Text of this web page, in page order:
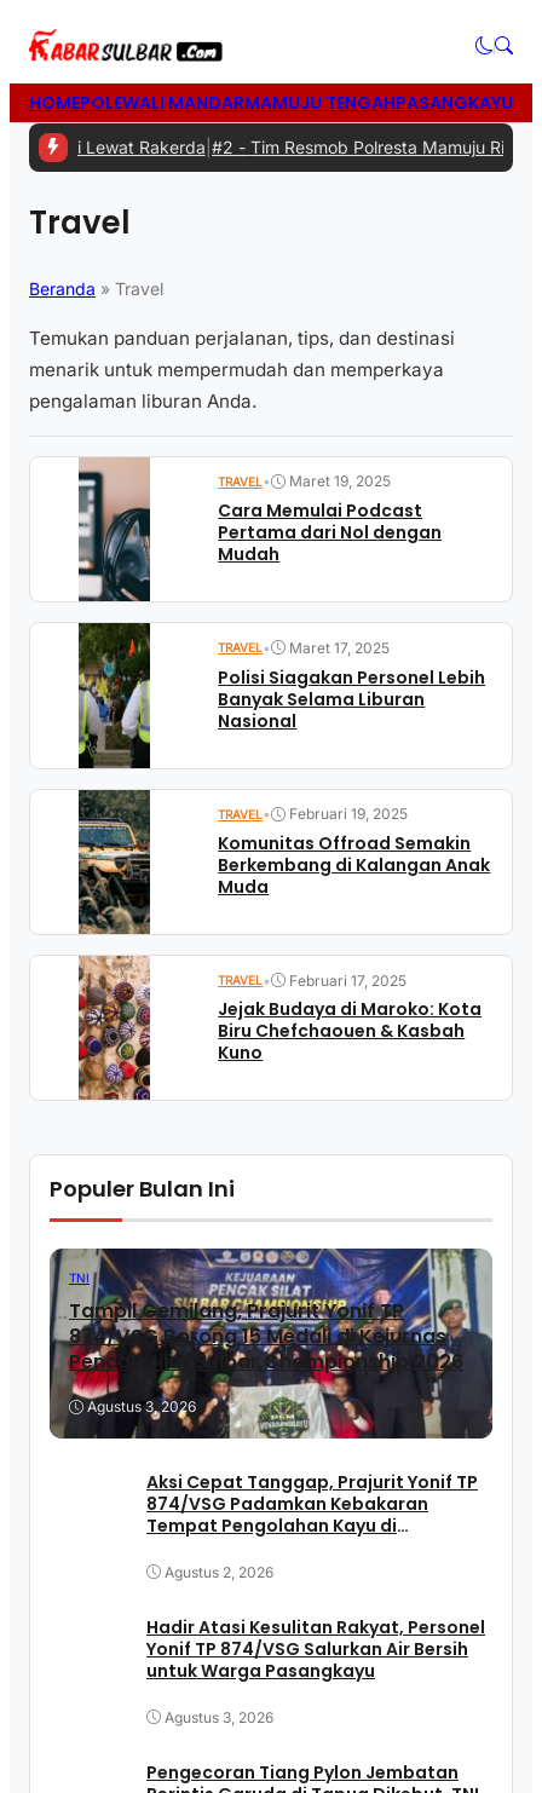
HOMEPOLEWALI MANDARMAMUJU TENGAHPASANGKAYU
Lewat Rakerda|#2 -Tim Resmob Polresta Mamuju Ringkus
Travel
Beranda » Travel
Temukan panduan perjalanan, tips, dan destinasi
menarik untuk mempermudah dan memperkaya
pengalaman liburan Anda.
TRAVEL• Maret 19, 2025
Cara Memulai Podcast
Pertama dari Nol dengan
Mudah
TRAVEL• Maret 17, 2025
Polisi Siagakan Personel Lebih
Banyak Selama Liburan
Nasional
TRAVEL• Februari 19, 2025
Komunitas Offroad Semakin
Berkembang di Kalangan Anak
Muda
TRAVEL• Februari 17, 2025
Jejak Budaya di Maroko: Kota
Biru Chefchaouen & Kasbah
Kuno
Populer Bulan Ini
TNI
Tampil Gemilang, Prajurit Yonif TP
874/VSG Borong 15 Medali di Kejurnas
Pencak Silat Sulbar Championship 2026
Agustus 3, 2026
Aksi Cepat Tanggap, Prajurit Yonif TP
874/VSG Padamkan Kebakaran
Tempat Pengolahan Kayu di
Agustus 2, 2026
Hadir Atasi Kesulitan Rakyat, Personel
Yonif TP 874/VSG Salurkan Air Bersih
untuk Warga Pasangkayu
Agustus 3, 2026
Pengecoran Tiang Pylon Jembatan